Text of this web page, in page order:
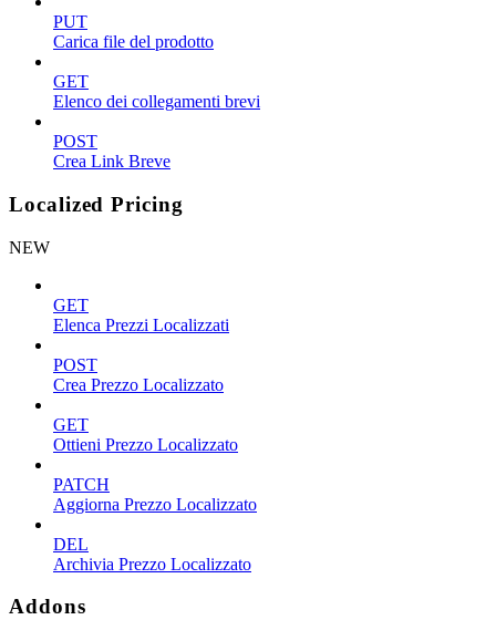
PUT
Carica file del prodotto
GET
Elenco dei collegamenti brevi
POST
Crea Link Breve
Localized Pricing
NEW
GET
Elenca Prezzi Localizzati
POST
Crea Prezzo Localizzato
GET
Ottieni Prezzo Localizzato
PATCH
Aggiorna Prezzo Localizzato
DEL
Archivia Prezzo Localizzato
Addons